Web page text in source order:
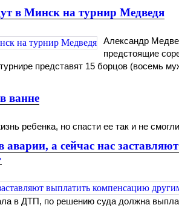
в Минск на турнир Медведя
Александр
предстоящие
представят 15 борцов (восемь
ванне
ребенка, но спасти ее так и не
а сейчас нас
в ДТП, по решению суда должна